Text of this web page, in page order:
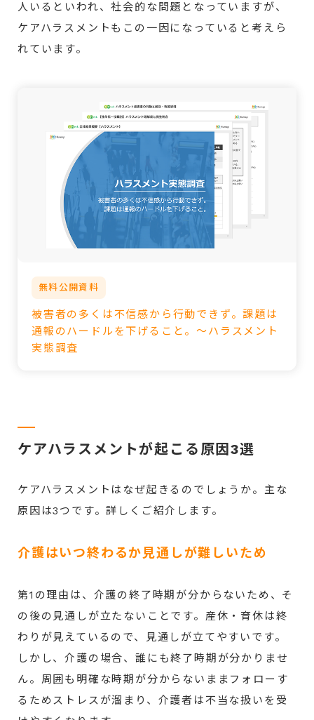
人いるといわれ、社会的な問題となっていますが、
ケアハラスメントもこの一因になっていると考えら
れています。
無料公開資料
被害者の多くは不信感から行動できず。課題は
通報のハードルを下げること。～ハラスメント
実態調査
ケアハラスメントが起こる原因3選
ケアハラスメントはなぜ起きるのでしょうか。主な
原因は3つです。詳しくご紹介します。
介護はいつ終わるか見通しが難しいため
第1の理由は、介護の終了時期が分からないため、そ
の後の見通しが立たないことです。産休・育休は終
わりが見えているので、見通しが立てやすいです。
しかし、介護の場合、誰にも終了時期が分かりませ
ん。周囲も明確な時期が分からないままフォローす
るためストレスが溜まり、介護者は不当な扱いを受